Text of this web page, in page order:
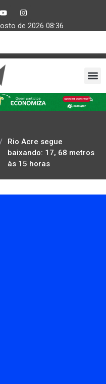
de 2026 08:36
/
Rio Acre segue
baixando: 17, 68 metros
às 15 horas